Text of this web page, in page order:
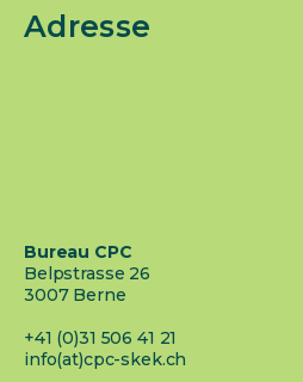
Adresse
Bureau CPC
Belpstrasse 26
3007 Berne
+41 (0)31 506 41 21
info(at)cpc-skek.ch